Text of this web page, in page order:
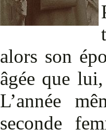
alors son
âgée que
L’année
seconde